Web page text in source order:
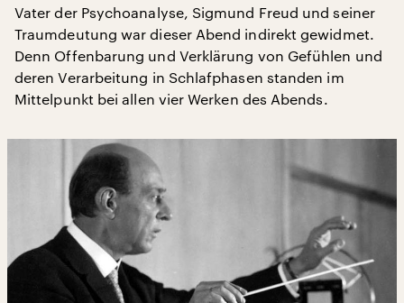
Vater der Psychoanalyse, Sigmund Freud und seiner
Traumdeutung war dieser Abend indirekt gewidmet.
Denn Offenbarung und Verklärung von Gefühlen und
deren Verarbeitung in Schlafphasen standen im
Mittelpunkt bei allen vier Werken des Abends.